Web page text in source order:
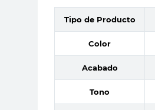
Tipo de Producto
Color
Acabado
Tono